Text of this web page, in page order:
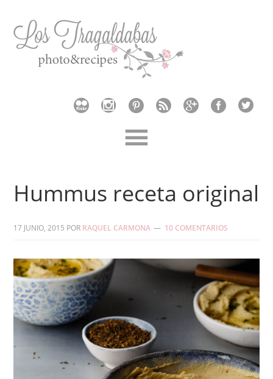
Hummus receta original
17 JUNIO, 2015 POR RAQUEL CARMONA 10 COMENTARIOS